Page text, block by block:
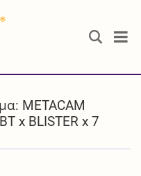
®
METACAM
x BLISTER x 7